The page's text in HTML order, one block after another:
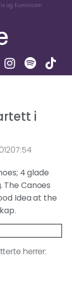
og Eurovision
i
07:54
4 glade
Canoes
Idea at the
.
herrer: